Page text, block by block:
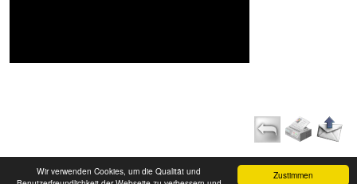
Zustimmen
Wir verwenden Cookies, um die Qualität und